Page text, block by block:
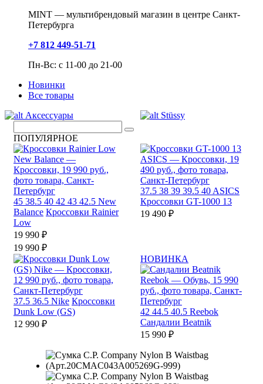
MINT — мультибрендовый магазин в центре Санкт-
Петербурга
+7 812 449-51-71
Пн-Вс: с 11-00 до 21-00
Новинки
Все товары
Аксессуары
Stüssy
ПОПУЛЯРНОЕ
45 38.5 40 42 43 42.5 New
Balance Кроссовки Rainier
Low
19 990 ₽
19 990 ₽
37.5 38 39 39.5 40 ASICS
Кроссовки GT-1000 13
19 490 ₽
37.5 36.5 Nike Кроссовки
Dunk Low (GS)
12 990 ₽
НОВИНКА
42 44.5 40.5 Reebok
Сандалии Beatnik
15 990 ₽